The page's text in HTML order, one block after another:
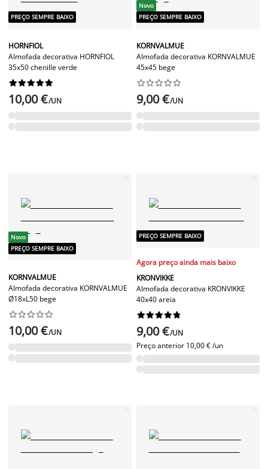
PREÇO SEMPRE BAIXO
HORNFIOL
Almofada decorativa HORNFIOL
35x50 chenille verde






10,00 €/UN
Novo
PREÇO SEMPRE BAIXO
KORNVALMUE
Almofada decorativa KORNVALMUE
45x45 bege






9,00 €/UN
Novo
PREÇO SEMPRE BAIXO
KORNVALMUE
Almofada decorativa KORNVALMUE
Ø18xL50 bege






10,00 €/UN
PREÇO SEMPRE BAIXO
Agora preço ainda mais baixo
KRONVIKKE
Almofada decorativa KRONVIKKE
40x40 areia






9,00 €/UN
Preço anterior 10,00 € /un